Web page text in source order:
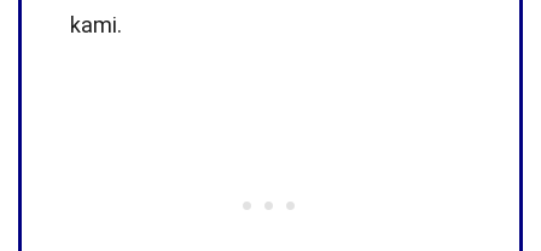
kami.